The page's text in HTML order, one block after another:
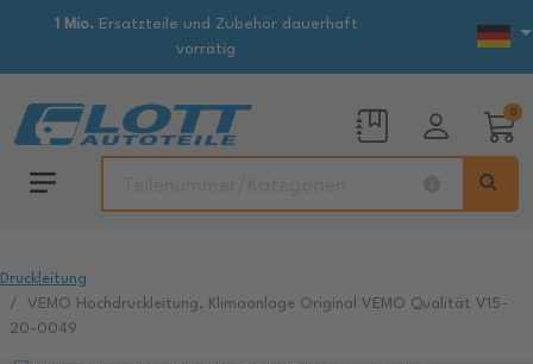
1 Mio.Ersatzteile und Zubehör dauerhaft
vorrätig
0
Druckleitung
VEMO Hochdruckleitung, Klimaanlage Original VEMO Qualität V15-
20-0049